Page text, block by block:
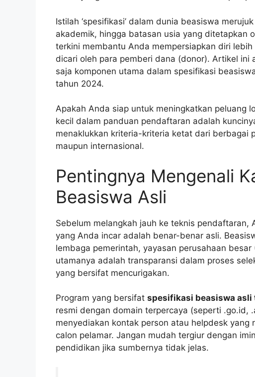
Istilah ‘spesifikasi’ dalam dunia beasiswa
akademik, hingga batasan usia yang ditetapkan
terkini membantu Anda mempersiapkan diri
dicari oleh para pemberi dana (donor). Artikel ini
saja komponen utama dalam spesifikasi
tahun 2024.
Apakah Anda siap untuk meningkatkan peluang
kecil dalam panduan pendaftaran adalah
menaklukkan kriteria-kriteria ketat dari berbagai
maupun internasional.
Pentingnya Mengenali
Beasiswa Asli
Sebelum melangkah jauh ke teknis pendaftaran,
yang Anda incar adalah benar-benar asli.
lembaga pemerintah, yayasan perusahaan
utamanya adalah transparansi dalam proses
yang bersifat mencurigakan.
Program yang bersifat spesifikasi beasiswa asli
resmi dengan domain terpercaya (seperti .go.id,
menyediakan kontak person atau helpdesk
calon pelamar. Jangan mudah tergiur dengan
pendidikan jika sumbernya tidak jelas.